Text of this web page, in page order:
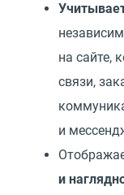
на сайте,
связи,
и
и